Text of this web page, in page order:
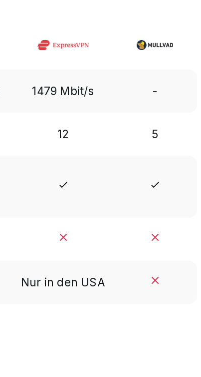
1479 Mbit/s -
12 5
Nur in den USA